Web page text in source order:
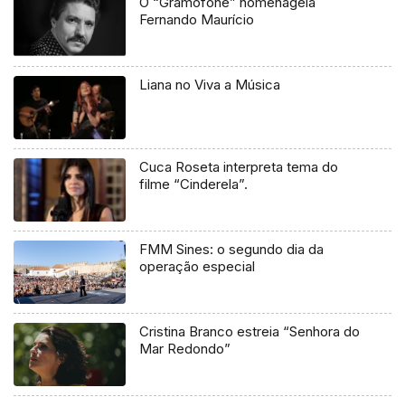
Fernando Maurício
Liana no Viva a Música
Cuca Roseta interpreta tema do
filme “Cinderela”.
FMM Sines: o segundo dia da
operação especial
Cristina Branco estreia “Senhora do
Mar Redondo”